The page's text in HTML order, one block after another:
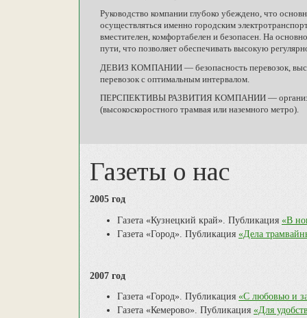
Руководство компании глубоко убеждено, что
осуществляться именно городским
вместителен, комфортабелен и безопасен. На
пути, что позволяет обеспечивать высокую
ДЕВИЗ КОМПАНИИ — безопасность перевозок,
перевозок с оптимальным интервалом.
ПЕРСПЕКТИВЫ РАЗВИТИЯ КОМПАНИИ —
(высокоскоростного трамвая или наземного метро).
Газеты о нас
2005 год
Газета «Кузнецкий край». Публикация «В
Газета «Город». Публикация «Дела
2007 год
Газета «Город». Публикация «С любовью и
Газета «Кемерово». Публикация «Для